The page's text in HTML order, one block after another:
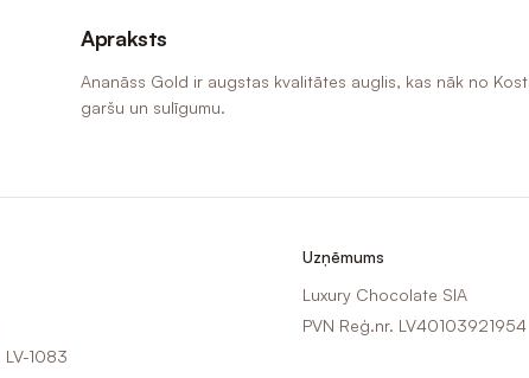
Apraksts
Ananāss Gold ir augstas kvalitātes auglis, kas nāk no
garšu un sulīgumu.
1083
Uzņēmums
Luxury Chocolate SIA
PVN Reģ.nr. LV40103921954